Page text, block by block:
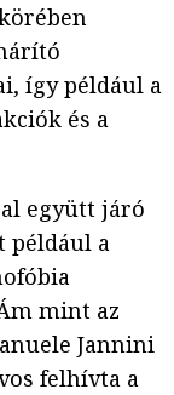
így például a
és a
együtt járó
például a
mint az
Jannini
felhívta a